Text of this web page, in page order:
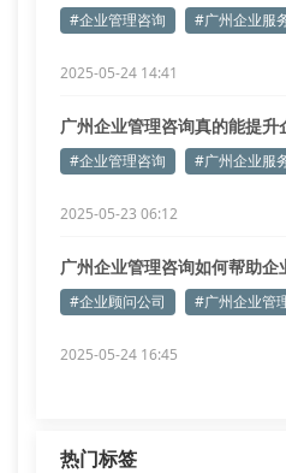
#企业管理咨询 #广州企业服
2025-05-24 14:41
广州企业管理咨询真的能提升
#企业管理咨询 #广州企业服
2025-05-23 06:12
广州企业管理咨询如何帮助企
#企业顾问公司 #广州企业管
2025-05-24 16:45
热门标签